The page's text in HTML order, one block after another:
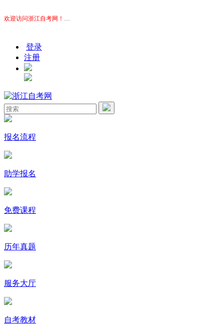
欢迎访问浙江自考网！
本站为考生提供浙江自考信息服务，网站信息供学习交流使
登录
注册
报名流程
助学报名
免费课程
历年真题
服务大厅
自考教材